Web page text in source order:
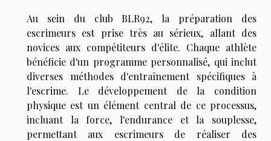
Au sein du club BLR92, la préparation des
escrimeurs est prise très au sérieux, allant des
novices aux compétiteurs d'élite. Chaque athlète
bénéficie d'un programme personnalisé, qui inclut
diverses méthodes d'entraînement spécifiques à
l'escrime. Le développement de la condition
physique est un élément central de ce processus,
incluant la force, l'endurance et la souplesse,
permettant aux escrimeurs de réaliser des